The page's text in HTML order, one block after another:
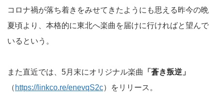
コロナ禍が落ち着きをみせてきたようにも思える昨今の晩
夏頃より、本格的に東北へ楽曲を届けに行ければと望んで
いるという。
また直近では、5月末にオリジナル楽曲
「蒼き叛逆」
（ https://linkco.re/enevqS2c）をリリース。